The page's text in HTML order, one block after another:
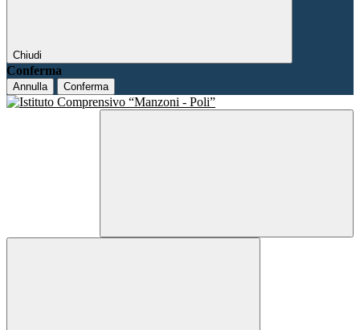
Chiudi
Conferma
Annulla Conferma